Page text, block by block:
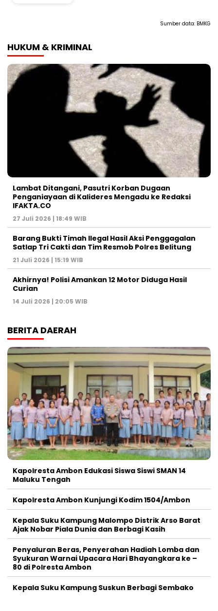
Sumber data: BMKG
HUKUM & KRIMINAL
Lambat Ditangani, Pasutri Korban Dugaan
Penganiayaan di Kalideres Mengadu ke Redaksi
IFAKTA.CO
27 Juli 2026 | 18:49 WIB
Barang Bukti Timah Ilegal Hasil Aksi Penggagalan
Satlap Tri Cakti dan Tim Resmob Polres Belitung
21 Juli 2026 | 15:19 WIB
Akhirnya! Polisi Amankan 12 Motor Diduga Hasil
Curian
14 Juli 2026 | 20:05 WIB
BERITA DAERAH
Kapolresta Ambon Edukasi Siswa Siswi SMAN 14
Maluku Tengah
Kapolresta Ambon Kunjungi Kodim 1504/Ambon
Kepala Suku Kampung Malompo Distrik Arso Barat
Ajak Nobar Piala Dunia dan Berbagi Kasih
Penyaluran Beras, Penyerahan Hadiah Lomba dan
Syukuran Warnai Upacara Hari Bhayangkara ke –
80 di Polresta Ambon
Kepala Suku Kampung Suskun Berbagi Sembako